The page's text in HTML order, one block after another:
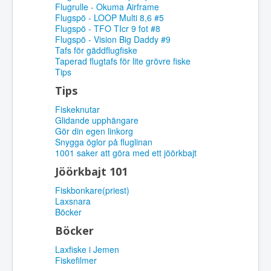
Flugrulle - Okuma Airframe
Flugspö - LOOP Multi 8,6 #5
Flugspö - TFO TIcr 9 fot #8
Flugspö - Vision Big Daddy #9
Tafs för gäddflugfiske
Taperad flugtafs för lite grövre fiske
Tips
Tips
Fiskeknutar
Glidande upphängare
Gör din egen linkorg
Snygga öglor på fluglinan
1001 saker att göra med ett jöörkbajt
Jöörkbajt 101
Fiskbonkare(priest)
Laxsnara
Böcker
Böcker
Laxfiske i Jemen
Fiskefilmer